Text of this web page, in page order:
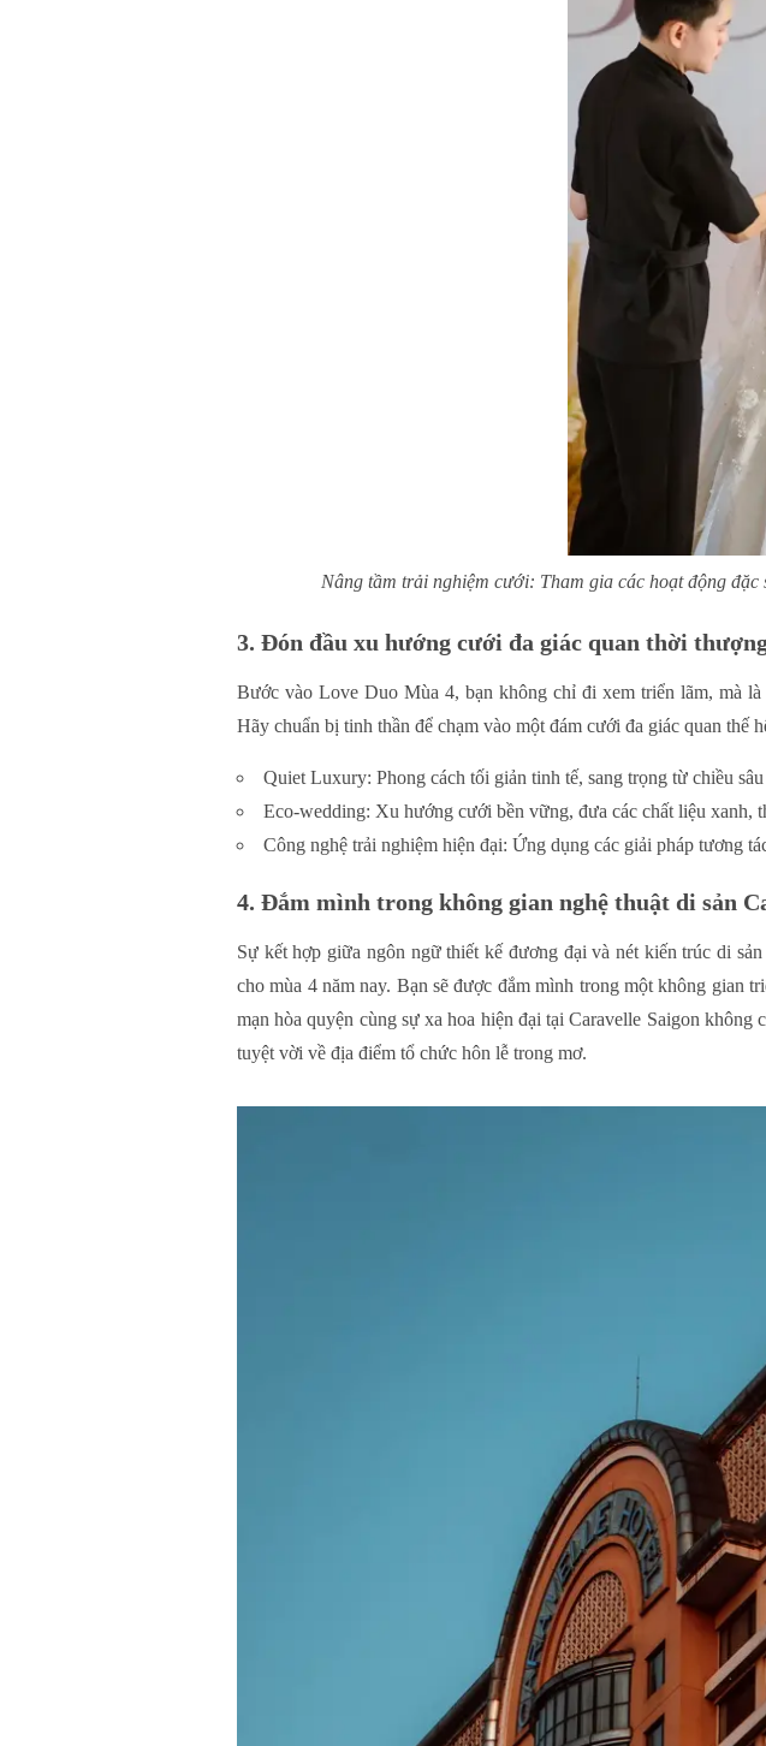
Nâng tầm trải nghiệm cưới: Tham gia các hoạt động
3. Đón đầu xu hướng cưới đa giác quan thời
Bước vào Love Duo Mùa 4, bạn không chỉ đi xem triển lãm, mà
Hãy chuẩn bị tinh thần để chạm vào một đám cưới đa giác quan thế
Quiet Luxury: Phong cách tối giản tinh tế, sang trọng từ chiều
Eco-wedding: Xu hướng cưới bền vững, đưa các chất liệu xanh,
Công nghệ trải nghiệm hiện đại: Ứng dụng các giải pháp tương
4. Đắm mình trong không gian nghệ thuật di sản
Sự kết hợp giữa ngôn ngữ thiết kế đương đại và nét kiến trúc di
cho mùa 4 năm nay. Bạn sẽ được đắm mình trong một không gian
mạn hòa quyện cùng sự xa hoa hiện đại tại Caravelle Saigon
tuyệt vời về địa điểm tổ chức hôn lễ trong mơ.